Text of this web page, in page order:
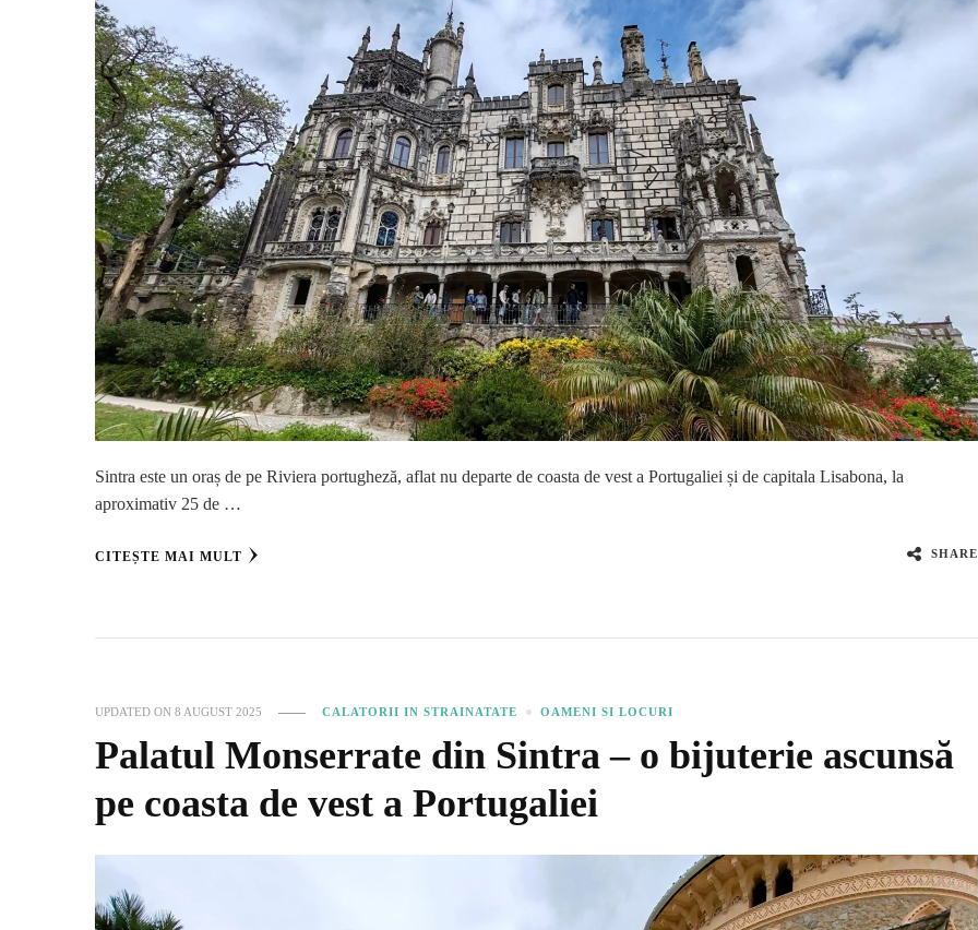
Sintra este un oraș de pe Riviera portugheză, aflat nu departe de coasta de vest a Portugaliei și de capitala Lisabona, la
aproximativ 25 de …
CITEȘTE MAI MULT SHARE
UPDATED ON 8 AUGUST 2025 CALATORII IN STRAINATATE OAMENI SI LOCURI
Palatul Monserrate din Sintra – o bijuterie ascunsă
pe coasta de vest a Portugaliei